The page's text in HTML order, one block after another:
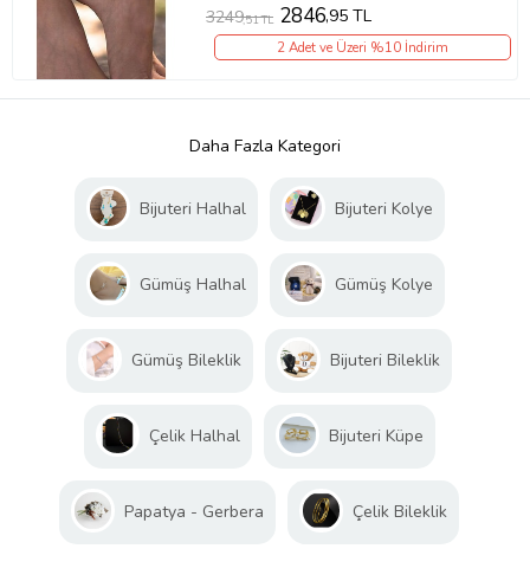
3249,51 TL 2846,95 TL
2 Adet ve Üzeri %10 İndirim
Daha Fazla Kategori
Bijuteri Halhal Bijuteri Kolye
Gümüş Halhal Gümüş Kolye
Gümüş Bileklik Bijuteri Bileklik
Çelik Halhal Bijuteri Küpe
Papatya - Gerbera Çelik Bileklik